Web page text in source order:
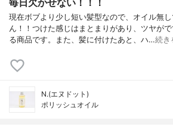
現在ボブより少し短い髪型なので、オイル無
ん！！つけた感じはまとまりがあり、ツヤが
る商品です。また、髪に付けたあと、ハ…続き
N.(エヌドット)
ポリッシュオイル